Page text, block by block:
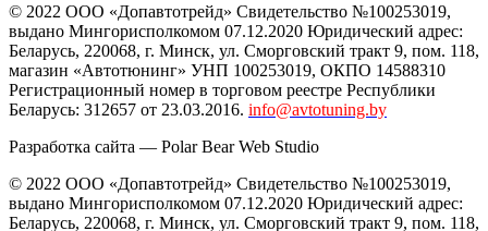
© 2022 ООО «Допавтотрейд» Свидетельство №100253019,
выдано Мингорисполкомом 07.12.2020 Юридический адрес:
Беларусь, 220068, г. Минск, ул. Сморговский тракт 9, пом. 118,
магазин «Автотюнинг» УНП 100253019, ОКПО 14588310
Регистрационный номер в торговом реестре Республики
Беларусь: 312657 от 23.03.2016. info@avtotuning.by
Разработка сайта — Polar Bear Web Studio
© 2022 ООО «Допавтотрейд» Свидетельство №100253019,
выдано Мингорисполкомом 07.12.2020 Юридический адрес:
Беларусь, 220068, г. Минск, ул. Сморговский тракт 9, пом. 118,